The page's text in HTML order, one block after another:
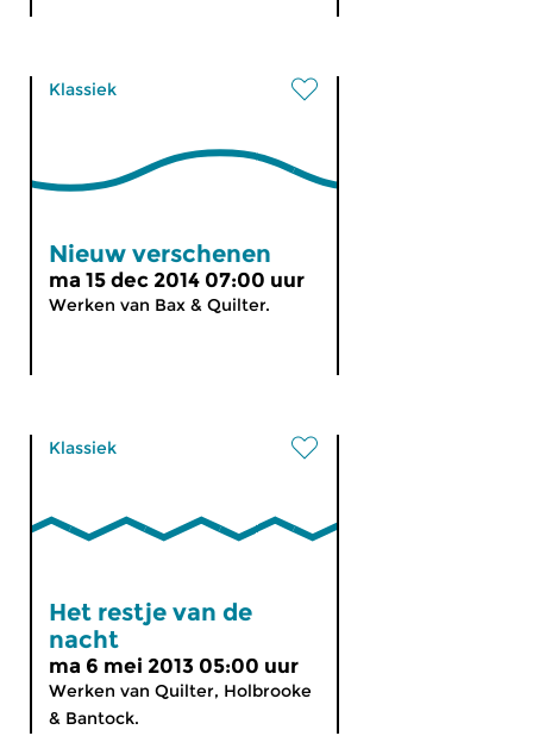
Klassiek
Nieuw verschenen
ma 15 dec 2014 07:00 uur
Werken van Bax & Quilter.
Klassiek
Het restje van de
nacht
ma 6 mei 2013 05:00 uur
Werken van Quilter, Holbrooke
& Bantock.